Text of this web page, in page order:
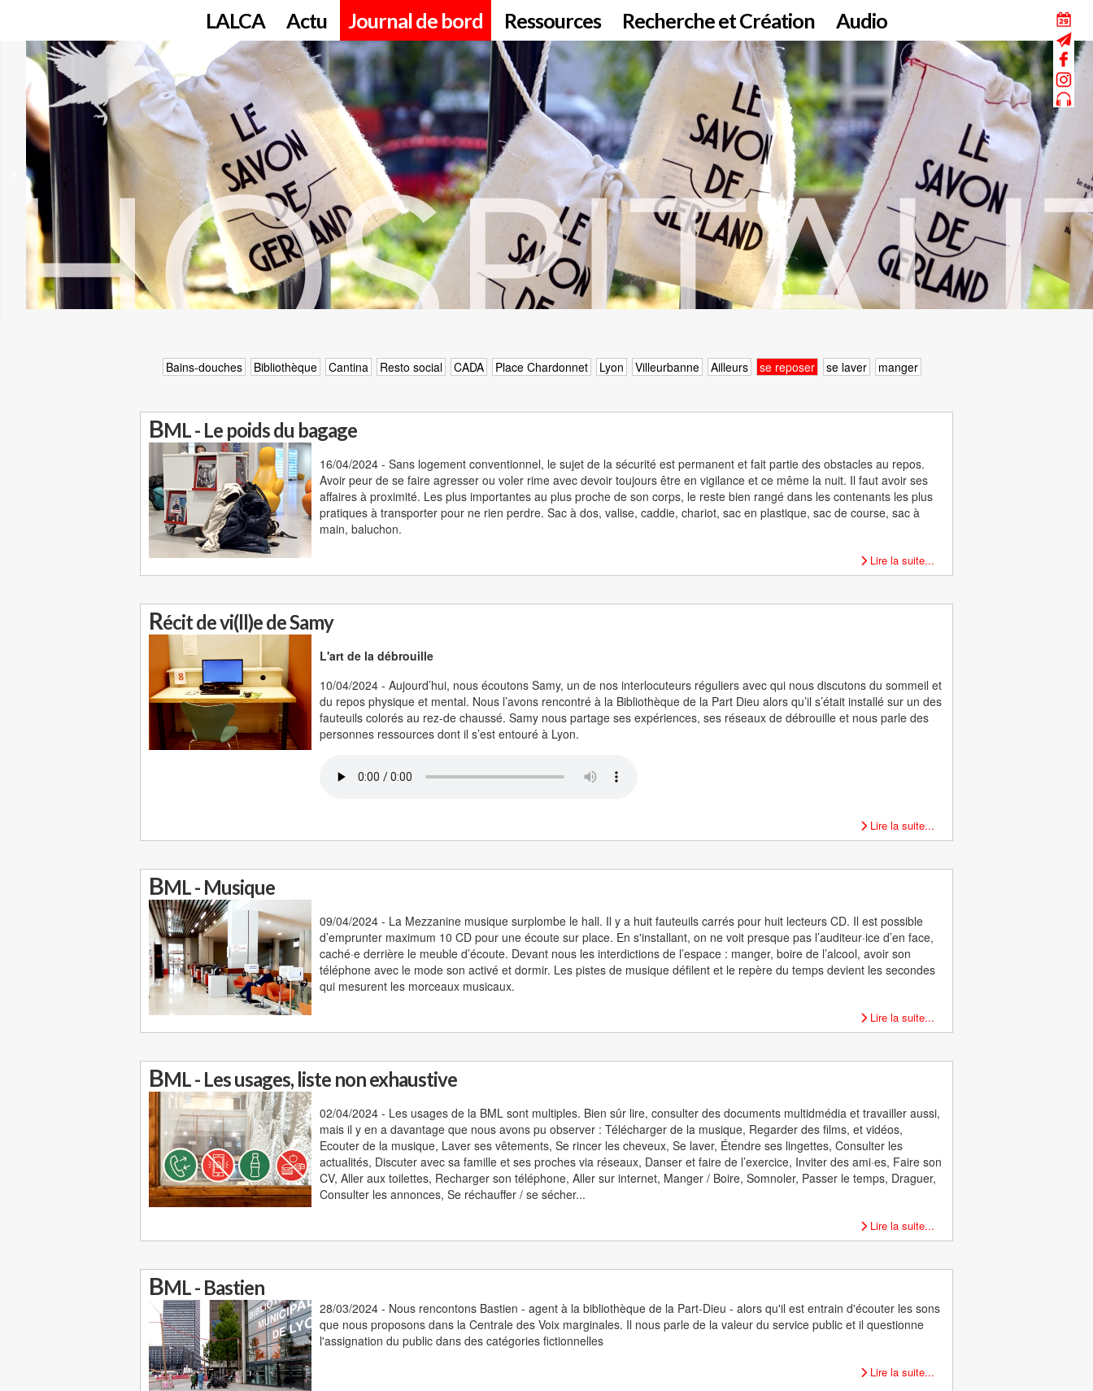
LALCA Actu Journal de bord Ressources Recherche et Création Audio
Bains-douches Bibliothèque Cantina Resto social CADA Place Chardonnet Lyon Villeurbanne Ailleurs se reposer se laver manger
BML - Le poids du bagage
16/04/2024 - Sans logement conventionnel, le sujet de la sécurité est permanent et fait partie des obstacles au repos.
Avoir peur de se faire agresser ou voler rime avec devoir toujours être en vigilance et ce même la nuit. Il faut avoir ses
affaires à proximité. Les plus importantes au plus proche de son corps, le reste bien rangé dans les contenants les plus
pratiques à transporter pour ne rien perdre. Sac à dos, valise, caddie, chariot, sac en plastique, sac de course, sac à
main, baluchon.
Lire la suite...
Récit de vi(ll)e de Samy
L'art de la débrouille
10/04/2024 - Aujourd’hui, nous écoutons Samy, un de nos interlocuteurs réguliers avec qui nous discutons du sommeil et
du repos physique et mental. Nous l’avons rencontré à la Bibliothèque de la Part Dieu alors qu’il s’était installé sur un des
fauteuils colorés au rez-de chaussé. Samy nous partage ses expériences, ses réseaux de débrouille et nous parle des
personnes ressources dont il s’est entouré à Lyon.
Lire la suite...
BML - Musique
09/04/2024 - La Mezzanine musique surplombe le hall. Il y a huit fauteuils carrés pour huit lecteurs CD. Il est possible
d’emprunter maximum 10 CD pour une écoute sur place. En s'installant, on ne voit presque pas l’auditeur·ice d’en face,
caché·e derrière le meuble d’écoute. Devant nous les interdictions de l’espace : manger, boire de l’alcool, avoir son
téléphone avec le mode son activé et dormir. Les pistes de musique défilent et le repère du temps devient les secondes
qui mesurent les morceaux musicaux.
Lire la suite...
BML - Les usages, liste non exhaustive
02/04/2024 - Les usages de la BML sont multiples. Bien sûr lire, consulter des documents multidmédia et travailler aussi,
mais il y en a davantage que nous avons pu observer : Télécharger de la musique, Regarder des films, et vidéos,
Ecouter de la musique, Laver ses vêtements, Se rincer les cheveux, Se laver, Étendre ses lingettes, Consulter les
actualités, Discuter avec sa famille et ses proches via réseaux, Danser et faire de l’exercice, Inviter des ami·es, Faire son
CV, Aller aux toilettes, Recharger son téléphone, Aller sur internet, Manger / Boire, Somnoler, Passer le temps, Draguer,
Consulter les annonces, Se réchauffer / se sécher...
Lire la suite...
BML - Bastien
28/03/2024 - Nous rencontons Bastien - agent à la bibliothèque de la Part-Dieu - alors qu'il est entrain d'écouter les sons
que nous proposons dans la Centrale des Voix marginales. Il nous parle de la valeur du service public et il questionne
l'assignation du public dans des catégories fictionnelles
Lire la suite...